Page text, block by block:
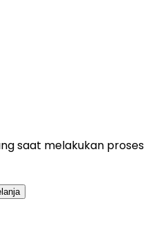
saat melakukan proses